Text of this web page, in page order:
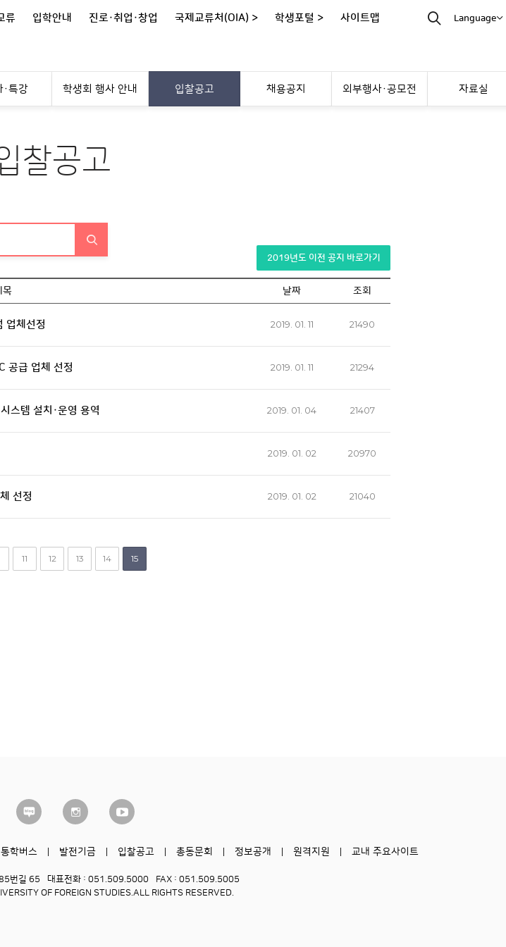
류 입학안내 진로·취업·창업 국제교류처(OIA) > 학생포털 > 사이트맵 Language
·특강 학생회 행사 안내 입찰공고 채용공지 외부행사·공모전 자료실
찰공고
2019년도 이전 공지 바로가기
목 날짜 조회
업체선정 2019. 01. 11 21490
공급 업체 선정 2019. 01. 11 21294
스템 설치·운영 용역 2019. 01. 04 21407
2019. 01. 02 20970
선정 2019. 01. 02 21040
11 12 13 14 15
통학버스 발전기금 입찰공고 총동문회 정보공개 원격지원 교내 주요사이트
번길 65 대표전화 : 051.509.5000
FAX : 051.509.5005
OF FOREIGN STUDIES. ALL RIGHTS RESERVED.